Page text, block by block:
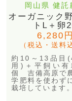
岡山県 健託
オーガニック
トL＋卵
6,280円
（税込・送料
約10～13品目
用)＋平飼い有
個 吉備高原で
学肥料を使わず
栽培しています。